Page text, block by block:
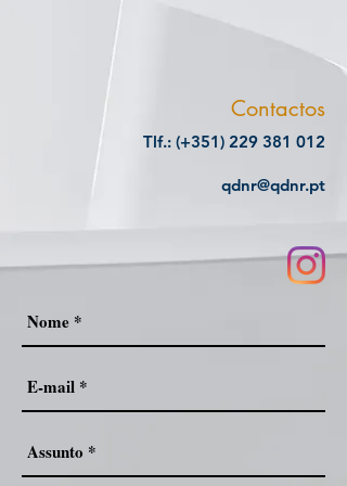
Contactos
Tlf.: (+351) 229 381 012
qdnr@qdnr.pt